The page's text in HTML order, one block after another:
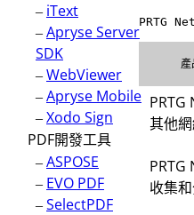
– iText
–Apryse Server
SDK
–WebViewer
–Apryse Mobile
–Xodo Sign
PDF開發工具
–ASPOSE
– EVO PDF
–SelectPDF
PRTG
其他
收集